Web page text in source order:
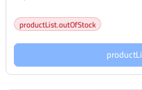
productList.outOfStock